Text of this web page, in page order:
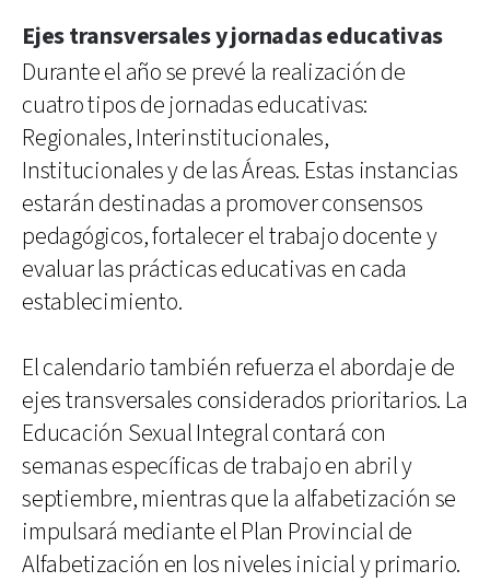
Ejes transversales y jornadas educativas
Durante el año se prevé la realización de
cuatro tipos de jornadas educativas:
Regionales, Interinstitucionales,
Institucionales y de las Áreas. Estas instancias
estarán destinadas a promover consensos
pedagógicos, fortalecer el trabajo docente y
evaluar las prácticas educativas en cada
establecimiento.
El calendario también refuerza el abordaje de
ejes transversales considerados prioritarios. La
Educación Sexual Integral contará con
semanas específicas de trabajo en abril y
septiembre, mientras que la alfabetización se
impulsará mediante el Plan Provincial de
Alfabetización en los niveles inicial y primario.